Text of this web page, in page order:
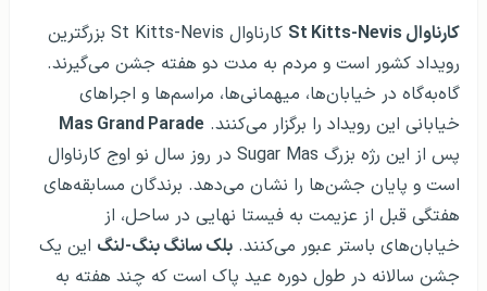
کارناوال
کارناوال St Kitts-Nevis بزرگترین
رویداد کشور است و مردم به مدت دو هفته جشن می‌گیرند.
گاه‌به‌گاه در خیابان‌ها، میهمانی‌ها، مراسم‌ها و اجراهای
خیابانی این رویداد را برگزار می‌کنند. Mas Grand Parade
پس از این رژه بزرگ Sugar Mas در روز سال نو اوج کارناوال
است و پایان جشن‌ها را نشان می‌دهد. برندگان مسابقه‌های
هفتگی قبل از عزیمت به فیستا نهایی در ساحل، از
خیابان‌های باستر عبور می‌کنند. بلک سانگ بنگ-لنگ این یک
جشن سالانه در طول دوره عید پاک است که چند هفته به